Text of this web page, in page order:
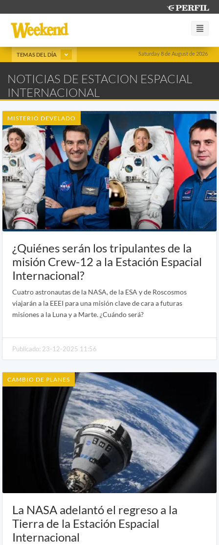
Saturday 8 de August de 2026
TEMAS DEL DÍA
NOTICIAS DE ESTACION ESPACIAL
INTERNACIONAL
MISTERIO DEVELADO
¿Quiénes serán los tripulantes de la
misión Crew-12 a la Estación Espacial
Internacional?
Cuatro astronautas de la NASA, de la ESA y de Roscosmos
viajarán a la EEEI para una misión clave de cara a futuras
misiones a la Luna y a Marte. ¿Cuándo será?
Publicado: 23-12-2025 11:56
CAMBIO DE PLANES
La NASA adelantó el regreso a la
Tierra de la Estación Espacial
Internacional